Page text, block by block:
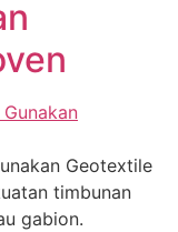
Geotextile
timbunan
gabion.